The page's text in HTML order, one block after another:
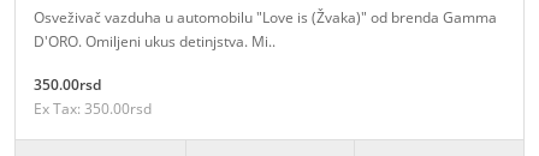
Osveživač vazduha u automobilu "Love is (Žvaka)" od brenda Gamma
D'ORO. Omiljeni ukus detinjstva. Mi..
350.00rsd
Ex Tax: 350.00rsd